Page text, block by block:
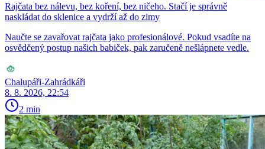
Rajčata bez nálevu, bez koření, bez ničeho. Stačí je správně
naskládat do sklenice a vydrží až do zimy
Naučte se zavařovat rajčata jako profesionálové. Pokud vsadíte na
osvědčený postup našich babiček, pak zaručeně nešlápnete vedle.
Chalupáři-Zahrádkáři
8. 8. 2026, 22:54
2 min